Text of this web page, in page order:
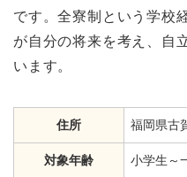
です。全寮制という学校
が自分の将来を考え、自
います。
住所 福岡県古
対象年齢 小学生～